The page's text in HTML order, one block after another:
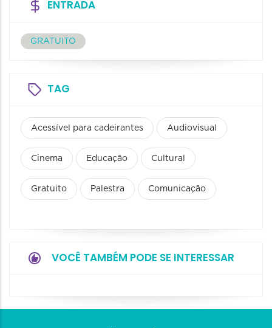
ENTRADA
GRATUITO
TAG
Acessível para cadeirantes Audiovisual
Cinema Educação Cultural
Gratuito Palestra Comunicação
VOCÊ TAMBÉM PODE SE INTERESSAR